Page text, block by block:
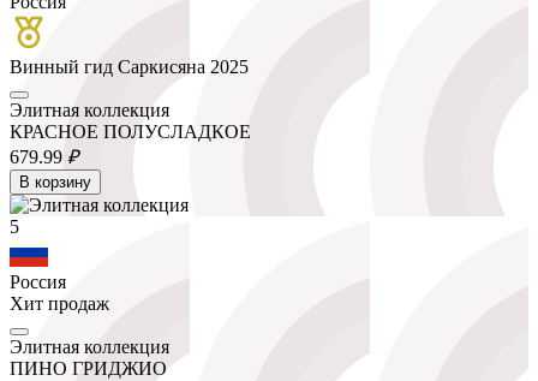
Винный гид Саркисяна 2025
Элитная коллекция
КРАСНОЕ ПОЛУСЛАДКОЕ
679.99 ₽
В корзину
5
Россия
Хит продаж
Элитная коллекция
ПИНО ГРИДЖИО